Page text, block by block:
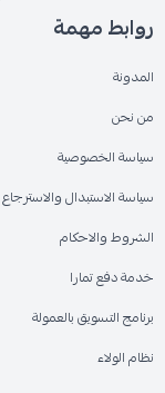
روابط مهمة
المدونة
من نحن
سياسة الخصوصية
سياسة الاستبدال والاسترجاع
الشروط والاحكام
خدمة دفع تمارا
برنامج التسويق بالعمولة
نظام الولاء